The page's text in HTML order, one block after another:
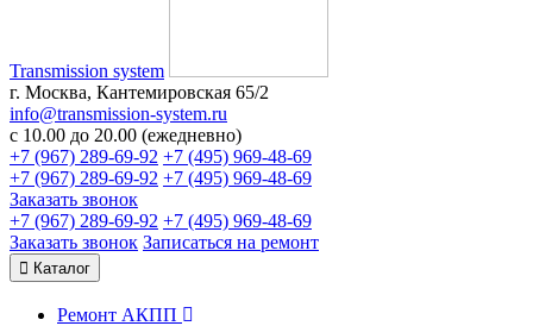
Transmission system
г. Москва, Кантемировская 65/2
info@transmission-system.ru
с 10.00 до 20.00 (ежедневно)
+7 (967) 289-69-92 +7 (495) 969-48-69
+7 (967) 289-69-92 +7 (495) 969-48-69
Заказать звонок
+7 (967) 289-69-92 +7 (495) 969-48-69
Заказать звонок Записаться на ремонт
Каталог
Ремонт АКПП